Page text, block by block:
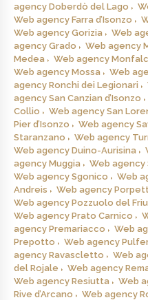
agency Doberdò del Lago
Web agency Farra d’Isonzo
Web agency Gorizia
Web
agency Grado
Web agency
Medea
Web agency
Web agency Mossa
Web
agency Ronchi dei Legionari
agency San Canzian d’Isonzo
Collio
Web agency San
Pier d’Isonzo
Web agency
Staranzano
Web agency
Web agency Duino-Aurisina
agency Muggia
Web agency
Web agency Sgonico
Web
Andreis
Web agency
Web agency Pozzuolo del
Web agency Prato Carnico
agency Premariacco
Web
Prepotto
Web agency
agency Ravascletto
Web
del Rojale
Web agency
Web agency Resiutta
Web
Rive d’Arcano
Web agency